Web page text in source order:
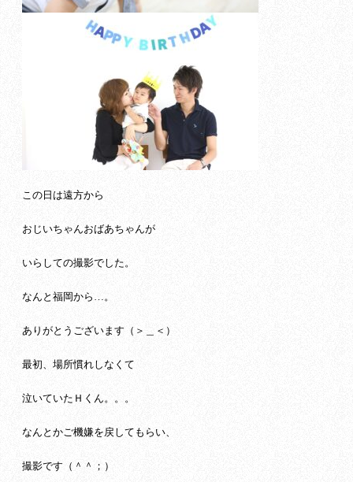
この日は遠方から
おじいちゃんおばあちゃんが
いらしての撮影でした。
なんと福岡から…。
ありがとうございます（＞＿＜）
最初、場所慣れしなくて
泣いていたＨくん。。。
なんとかご機嫌を戻してもらい、
撮影です（＾＾；）